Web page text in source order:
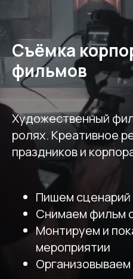
Съёмка
фильмов
Художественный
ролях. Креативное
праздников и
Пишем сценарий
Снимаем фильм
Монтируем и
мероприятии